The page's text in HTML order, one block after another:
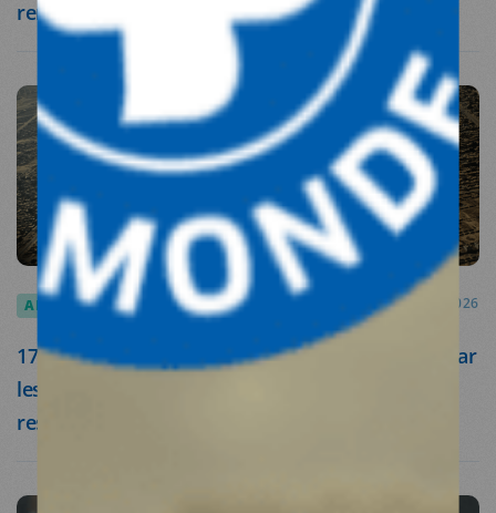
renforce ses activités au Liban
ARTICLES 18.03.2026
17 ONG condamnent les pertes civiles causées par
les frappes aériennes à Kaboul et appellent au
respect du droit international humanitaire